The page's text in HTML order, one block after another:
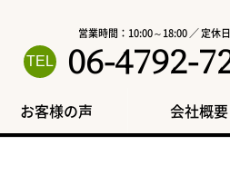
営業時間：10:00～18:00 ／ 定休
06-4792-
お客様の声 会社概要